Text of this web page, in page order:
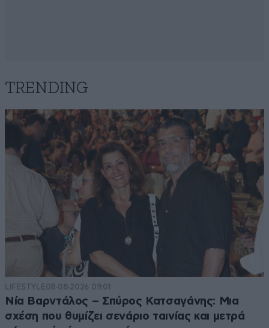
TRENDING
LIFESTYLE08·08·2026 09:01
Νία Βαρντάλος – Σπύρος Κατσαγάνης: Μια
σχέση που θυμίζει σενάριο ταινίας και μετρά